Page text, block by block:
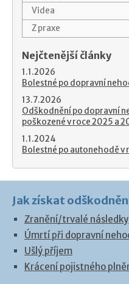
Videa
Z praxe
Nejčtenější články
1.1.2026
Bolestné po dopravní
13.7.2026
Odškodnění po dopravní
poškozené v roce 2025 a
1.1.2024
Bolestné po autonehodě v
Jak získat
Zranění/trvalé následky
Úmrtí při dopravní
Ušlý příjem
Krácení pojistného